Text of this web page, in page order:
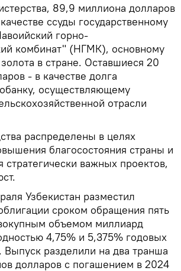
89,9 миллиона долларов
ссуды государственному
горно-
комбинат" (НГМК), основному
в стране. Оставшиеся 20
- в качестве долга
осуществляющему
отрасли
распределены в целях
благосостояния страны и
стратегически важных проектов,
Узбекистан разместил
сроком обращения пять
объемом миллиард
4,75% и 5,375% годовых
Выпуск разделили на два транша
долларов с погашением в 2024